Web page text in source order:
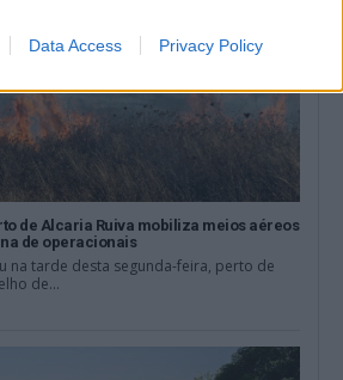
Data Access Privacy Policy
de Alcaria Ruiva mobiliza meios aéreos
de operacionais
na tarde desta segunda-feira, perto de
de...